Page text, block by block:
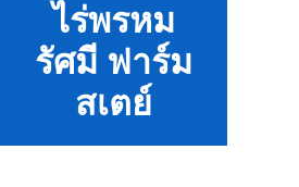
ไร่พรหม
รัศมี ฟาร์ม
สเตย์